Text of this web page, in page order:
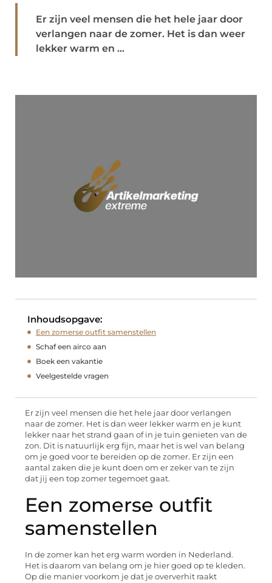
Er zijn veel mensen die het hele jaar door
verlangen naar de zomer. Het is dan weer
lekker warm en ...
Inhoudsopgave:
Een zomerse outfit samenstellen
Schaf een airco aan
Boek een vakantie
Veelgestelde vragen
Er zijn veel mensen die het hele jaar door verlangen
naar de zomer. Het is dan weer lekker warm en je kunt
lekker naar het strand gaan of in je tuin genieten van de
zon. Dit is natuurlijk erg fijn, maar het is wel van belang
om je goed voor te bereiden op de zomer. Er zijn een
aantal zaken die je kunt doen om er zeker van te zijn
dat jij een top zomer tegemoet gaat.
Een zomerse outfit
samenstellen
In de zomer kan het erg warm worden in Nederland.
Het is daarom van belang om je hier goed op te kleden.
Op die manier voorkom je dat je oververhit raakt